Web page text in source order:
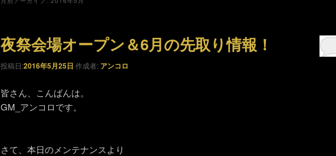
夜祭会場オープン＆6月の先取り情報！
投稿日:2016年5月25日 作成者: アンコロ
皆さん、こんばんは。
GM_アンコロです。
さて、本日のメンテナンスより